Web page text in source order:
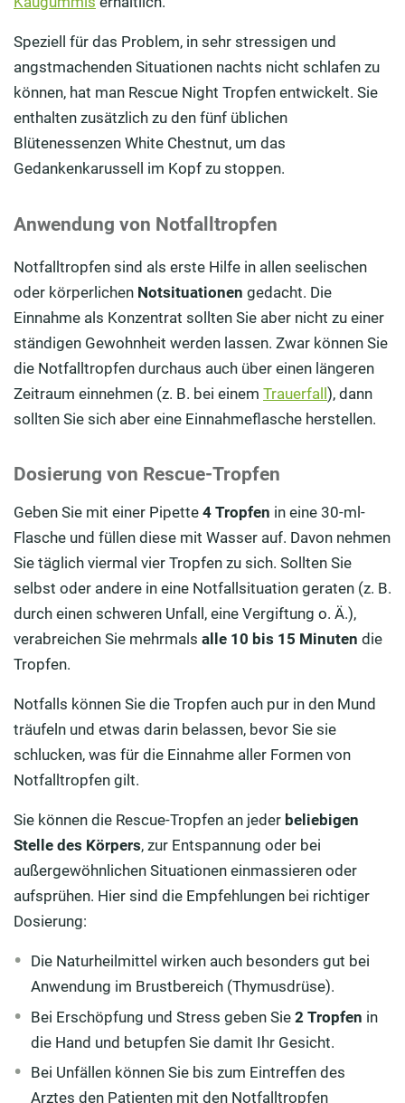
Speziell für das Problem, in sehr stressigen und
angstmachenden Situationen nachts nicht schlafen zu
können, hat man Rescue Night Tropfen entwickelt. Sie
enthalten zusätzlich zu den fünf üblichen
Blütenessenzen White Chestnut, um das
Gedankenkarussell im Kopf zu stoppen.
Anwendung von Notfalltropfen
Notfalltropfen sind als erste Hilfe in allen seelischen
oder körperlichen Notsituationen gedacht. Die
Einnahme als Konzentrat sollten Sie aber nicht zu einer
ständigen Gewohnheit werden lassen. Zwar können Sie
die Notfalltropfen durchaus auch über einen längeren
Zeitraum einnehmen (z. B. bei einem Trauerfall ), dann
sollten Sie sich aber eine Einnahmeflasche herstellen.
Dosierung von Rescue-Tropfen
Geben Sie mit einer Pipette 4 Tropfen in eine 30-ml-
Flasche und füllen diese mit Wasser auf. Davon nehmen
Sie täglich viermal vier Tropfen zu sich. Sollten Sie
selbst oder andere in eine Notfallsituation geraten (z. B.
durch einen schweren Unfall, eine Vergiftung o. Ä.),
verabreichen Sie mehrmals alle 10 bis 15 Minuten die
Tropfen.
Notfalls können Sie die Tropfen auch pur in den Mund
träufeln und etwas darin belassen, bevor Sie sie
schlucken, was für die Einnahme aller Formen von
Notfalltropfen gilt.
Sie können die Rescue-Tropfen an jeder beliebigen
Stelle des Körpers, zur Entspannung oder bei
außergewöhnlichen Situationen einmassieren oder
aufsprühen. Hier sind die Empfehlungen bei richtiger
Dosierung:
Die Naturheilmittel wirken auch besonders gut bei
Anwendung im Brustbereich (Thymusdrüse).
Bei Erschöpfung und Stress geben Sie2 Tropfen in
die Hand und betupfen Sie damit Ihr Gesicht.
Bei Unfällen können Sie bis zum Eintreffen des
Arztes den Patienten mit den Notfalltropfen